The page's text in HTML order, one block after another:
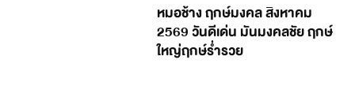
หมอช้าง ฤกษ์มงคล สิงหาคม
2569 วันดีเด่น มันมงคลชัย ฤกษ์
ใหญ่ฤกษ์ร่ำรวย